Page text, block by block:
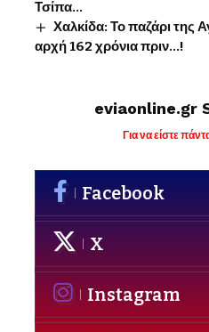
Τσίπα…
Χαλκίδα: Το παζάρι της
αρχή 162 χρόνια πριν…!
eviaonline.gr
Για να είστε
Facebook
X
Instagram